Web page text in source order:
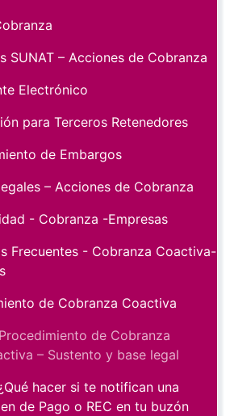
SUNAT – Acciones de Cobranza
Electrónico
para Terceros Retenedores
de Embargos
– Acciones de Cobranza
- Cobranza -Empresas
Frecuentes - Cobranza Coactiva-
de Cobranza Coactiva
de Cobranza
– Sustento y base legal
hacer si te notifican una
de Pago o REC en tu buzón